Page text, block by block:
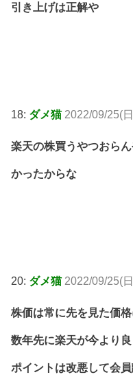
引き上げは正解や
18: ダメ猫 2022/09/25(
楽天の株買うやつおら
かったからな
20: ダメ猫 2022/09/25(
株価は常に先を見た価
数年先に楽天が今より
ポイントは改悪して会